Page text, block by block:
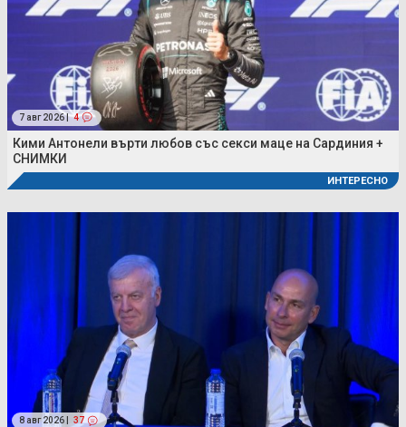
7 авг 2026 | 4
Кими Антонели върти любов със секси маце на Сардиния +
СНИМКИ
ИНТЕРЕСНО
8 авг 2026 | 37